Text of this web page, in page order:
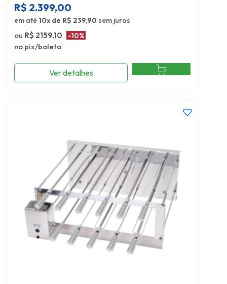
R$ 2.399,00
em até 10x de R$ 239,90 sem juros
ou R$ 2159,10 -10%
no pix/boleto
Ver detalhes